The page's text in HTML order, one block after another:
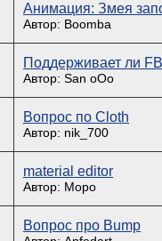
Анимация: Змея
Автор: Boomba
Поддерживает ли
Автор: San oOo
Вопрос по Cloth
Автор: nik_700
material editor
Автор: Mopo
Вопрос про Bump